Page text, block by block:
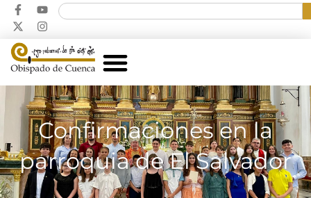
Confirmaciones en la
parroquia de El Salvador